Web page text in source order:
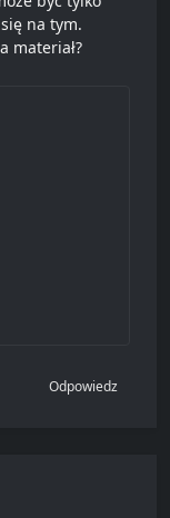
na tym.
materiał?
Odpowiedz